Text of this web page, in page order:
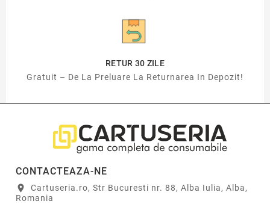
RETUR 30 ZILE
Gratuit – De La Preluare La Returnarea In Depozit!
CONTACTEAZA-NE
location_on
Cartuseria.ro, Str Bucuresti nr. 88, Alba Iulia, Alba,
Romania